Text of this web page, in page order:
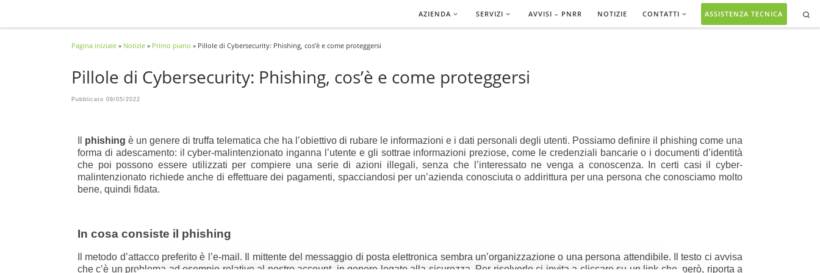
AZIENDA SERVIZI AVVISI – PNRR NOTIZIE CONTATTI ASSISTENZA TECNICA
Pagina iniziale » Notizie » Primo piano » Pillole di Cybersecurity: Phishing, cos’è e come proteggersi
Pillole di Cybersecurity: Phishing, cos’è e come proteggersi
Pubblicato 09/05/2022
phishing è un genere di truffa telematica che ha l’obiettivo di rubare le informazioni e i dati personali degli utenti. Possiamo definire il phishing come una
forma di adescamento: il cyber-malintenzionato inganna l’utente e gli sottrae informazioni preziose, come le credenziali bancarie o i documenti d’identità
che poi possono essere utilizzati per compiere una serie di azioni illegali, senza che l’interessato ne venga a conoscenza. In certi casi il cyber-
malintenzionato richiede anche di effettuare dei pagamenti, spacciandosi per un’azienda conosciuta o addirittura per una persona che conosciamo molto
bene, quindi fidata.
In cosa consiste il phishing
Il metodo d’attacco preferito è l’e-mail. Il mittente del messaggio di posta elettronica sembra un’organizzazione o una persona attendibile. Il testo ci avvisa
che c’è un problema ad esempio relativo al nostro account, in genere legato alla sicurezza. Per risolverlo ci invita a cliccare su un link che, però, riporta a